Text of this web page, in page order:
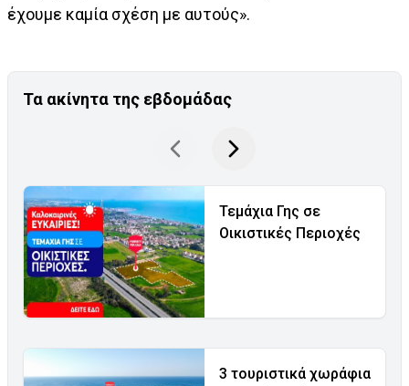
έχουμε καμία σχέση με αυτούς».
Τα ακίνητα της εβδομάδας
Τεμάχια Γης σε
Οικιστικές Περιοχές
3 τουριστικά χωράφια